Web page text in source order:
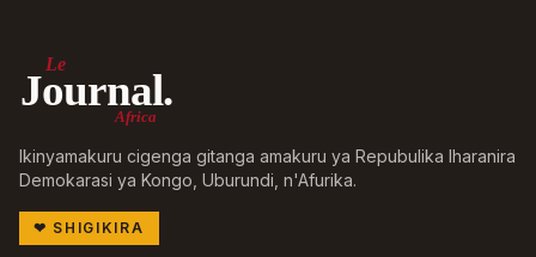
Le
Journal.
Africa
Ikinyamakuru cigenga gitanga amakuru ya Repubulika Iharanira
Demokarasi ya Kongo, Uburundi, n'Afurika.
❤ SHIGIKIRA